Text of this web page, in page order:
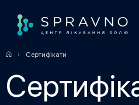
Сертифікати